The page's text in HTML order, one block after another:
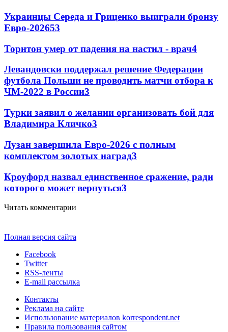
Украинцы Середа и Гриценко выиграли бронзу
Евро-202653
Торнтон умер от падения на настил - врач4
Левандовски поддержал решение Федерации
футбола Польши не проводить матчи отбора к
ЧМ-2022 в России3
Турки заявил о желании организовать бой для
Владимира Кличко3
Лузан завершила Евро-2026 с полным
комплектом золотых наград3
Кроуфорд назвал единственное сражение, ради
которого может вернуться3
Читать комментарии
Полная версия сайта
Facebook
Twitter
RSS-ленты
E-mail рассылка
Контакты
Реклама на сайте
Использование материалов korrespondent.net
Правила пользования сайтом